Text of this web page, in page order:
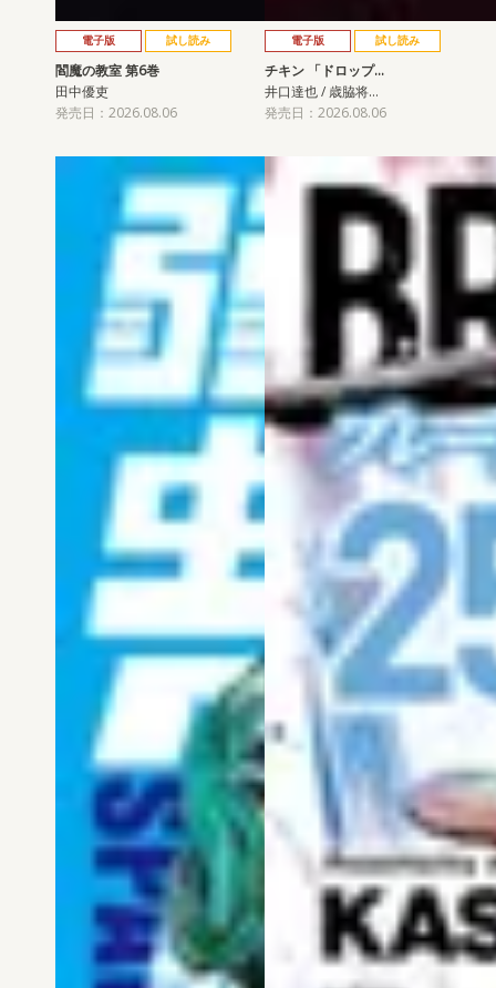
電子版 試し読み
閻魔の教室 第6巻
田中優吏
発売日：2026.08.06
電子版 試し読み
チキン 「ドロップ…
井口達也 / 歳脇将…
発売日：2026.08.06